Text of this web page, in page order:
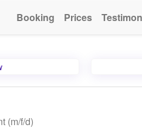
Booking Prices
(m/f/d)